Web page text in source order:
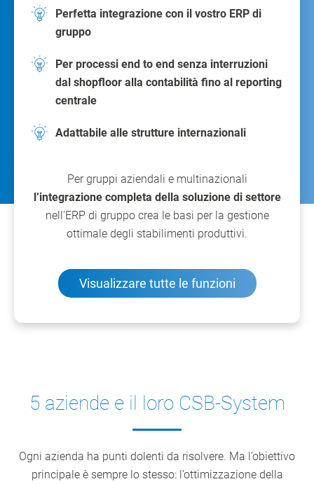
Perfetta integrazione con il vostro ERP di
gruppo
Per processi end to end senza interruzioni
dal shopfloor alla contabilità fino al reporting
centrale
Adattabile alle strutture internazionali
Per gruppi aziendali e multinazionali
l’integrazione completa della soluzione di settore
nell’ERP di gruppo crea le basi per la gestione
ottimale degli stabilimenti produttivi.
Visualizzare tutte le funzioni
5 aziende e il loro CSB-System
Ogni azienda ha punti dolenti da risolvere. Ma l’obiettivo
principale è sempre lo stesso: l’ottimizzazione della